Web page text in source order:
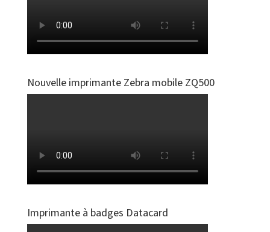
Nouvelle imprimante Zebra mobile ZQ500
Imprimante à badges Datacard